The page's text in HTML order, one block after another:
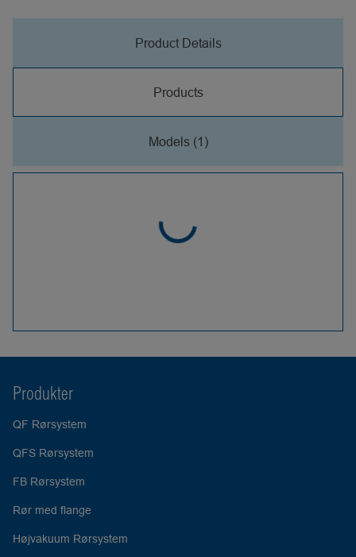
Product Details
Products
Models (1)
Produkter
QF Rørsystem
QFS Rørsystem
FB Rørsystem
Rør med flange
Højvakuum Rørsystem